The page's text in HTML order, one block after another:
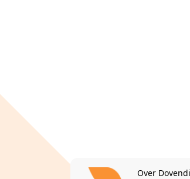
Over Dovendi